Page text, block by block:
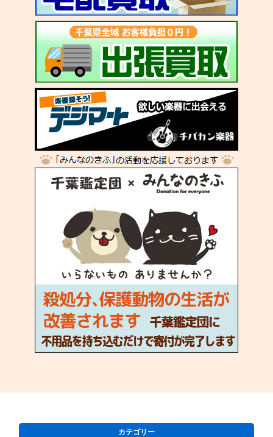
カテゴリー